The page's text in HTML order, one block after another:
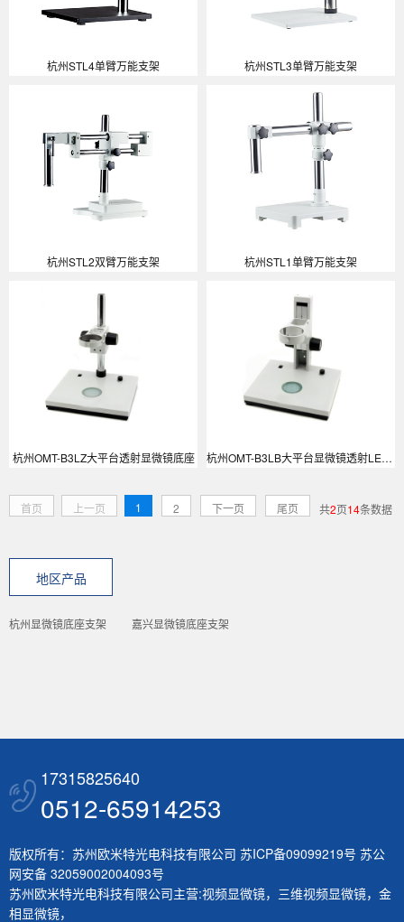
杭州STL4单臂万能支架 杭州STL3单臂万能支架
杭州STL2双臂万能支架 杭州STL1单臂万能支架
杭州OMT-B3LZ大平台透射显微镜底座 杭州OMT-B3LB大平台显微镜透射LED光源底座
首页 上一页 1 2 下一页 尾页 共2页14条数据
地区产品
杭州显微镜底座支架 嘉兴显微镜底座支架
17315825640
0512-65914253
版权所有：苏州欧米特光电科技有限公司 苏ICP备09099219号 苏公
网安备 32059002004093号
苏州欧米特光电科技有限公司主营:视频显微镜， 三维视频显微镜， 金
相显微镜，